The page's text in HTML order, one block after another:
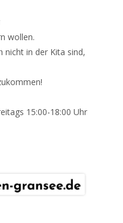
wollen.
nicht in der Kita sind,
15:00-18:00 Uhr